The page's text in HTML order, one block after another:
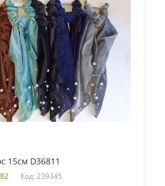
15см D36811
Код: 239345